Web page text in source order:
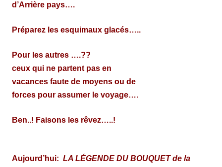
d’Arrière pays….
Préparez les esquimaux glacés…..
Pour les autres ….??
ceux qui ne partent pas en
vacances faute de moyens ou de
forces pour assumer le voyage….
Ben..! Faisons les rêvez…..!
Aujourd’hui: LA LÉGENDE DU BOUQUET de la